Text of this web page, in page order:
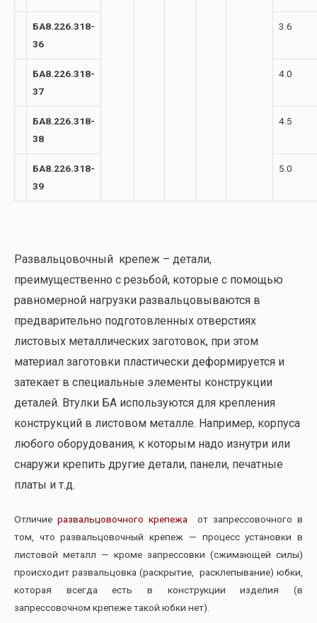
БА8.226.318-
36
3.6
БА8.226.318-
37
4.0
БА8.226.318-
38
4.5
БА8.226.318-
39
5.0
Развальцовочный крепеж – детали,
преимущественно с резьбой, которые с помощью
равномерной нагрузки развальцовываются в
предварительно подготовленных отверстиях
листовых металлических заготовок, при этом
материал заготовки пластически деформируется и
затекает в специальные элементы конструкции
деталей. Втулки БА используются для крепления
конструкций в листовом металле. Например, корпуса
любого оборудования, к которым надо изнутри или
снаружи крепить другие детали, панели, печатные
платы и т.д.
Отличие развальцовочного крепежа от запрессовочного в
том, что развальцовочный крепеж — процесс установки в
листовой металл — кроме запрессовки (сжимающей силы)
происходит развальцовка (раскрытие, расклепывание) юбки,
которая всегда есть в конструкции изделия (в
запрессовочном крепеже такой юбки нет).